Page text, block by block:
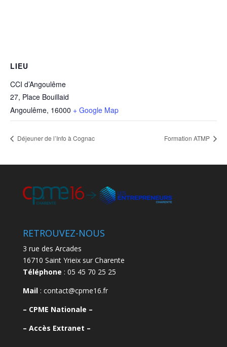
LIEU
CCI d’Angoulême
27, Place Bouillaid
Angoulême, 16000 + Google Map
Déjeuner de l’Info à Cognac Formation ATMP
RETROUVEZ-NOUS
3 rue des Arcades
16710 Saint Yrieix sur Charente
Téléphone : 05 45 70 25 25
Mail: contact@cpme16.fr
– CPME Nationale –
– Accès Extranet –